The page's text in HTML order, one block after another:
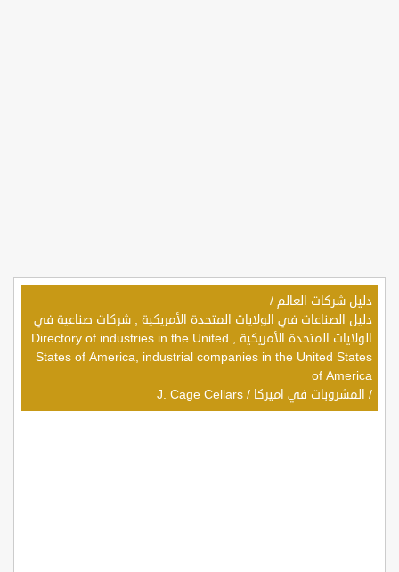
دليل شركات العالم /
دليل الصناعات في الولايات المتحدة الأمريكية , شركات صناعية في
الولايات المتحدة الأمريكية , Directory of industries in the United
States of America, industrial companies in the United States
of America
/ المشروبات في اميركا /
J. Cage Cellars